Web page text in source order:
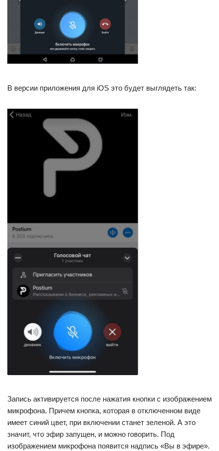
В версии приложения для iOS это будет выглядеть так:
Запись активируется после нажатия кнопки с изображением
микрофона. Причем кнопка, которая в отключенном виде
имеет синий цвет, при включении станет зеленой. А это
значит, что эфир запущен, и можно говорить. Под
изображением микрофона появится надпись «Вы в эфире».